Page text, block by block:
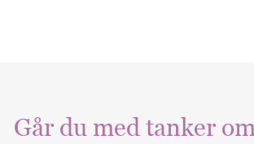
Går du med tanker